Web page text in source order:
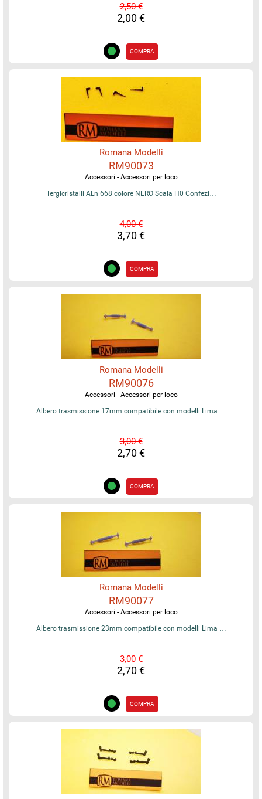
2,50 €
2,00 €
COMPRA
Romana Modelli
RM90073
Accessori - Accessori per loco
Tergicristalli ALn 668 colore NERO Scala H0 Confezi…
4,00 €
3,70 €
COMPRA
Romana Modelli
RM90076
Accessori - Accessori per loco
Albero trasmissione 17mm compatibile con modelli Lima …
3,00 €
2,70 €
COMPRA
Romana Modelli
RM90077
Accessori - Accessori per loco
Albero trasmissione 23mm compatibile con modelli Lima …
3,00 €
2,70 €
COMPRA